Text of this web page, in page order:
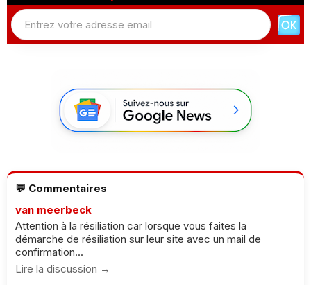
💬 Commentaires
van meerbeck
Attention à la résiliation car lorsque vous faites la
démarche de résiliation sur leur site avec un mail de
confirmation...
Lire la discussion →